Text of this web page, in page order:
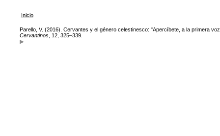
Inicio
Parello, V. (2016). Cervantes y el género celestinesco: "Apercíbete, a la primera
Cervantinos, 12, 325–339.